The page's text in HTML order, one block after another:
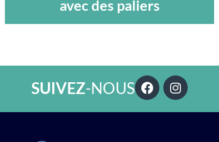
avec des paliers
SUIVEZ-NOUS